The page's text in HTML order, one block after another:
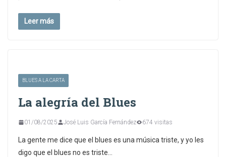
Leer más
BLUES A LA CARTA
La alegría del Blues
01/08/2025 José Luis García Fernández 674 visitas
La gente me dice que el blues es una música triste, y yo les
digo que el blues no es triste…